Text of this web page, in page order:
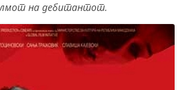
на дебитантот.